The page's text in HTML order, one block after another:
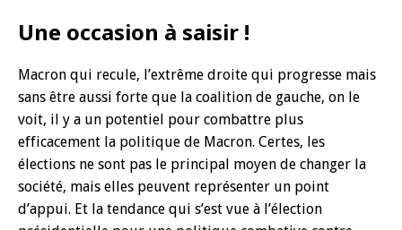
Une occasion à saisir !
Macron qui recule, l’extrême droite qui progresse mais
sans être aussi forte que la coalition de gauche, on le
voit, il y a un potentiel pour combattre plus
efficacement la politique de Macron. Certes, les
élections ne sont pas le principal moyen de changer la
société, mais elles peuvent représenter un point
d’appui. Et la tendance qui s’est vue à l’élection